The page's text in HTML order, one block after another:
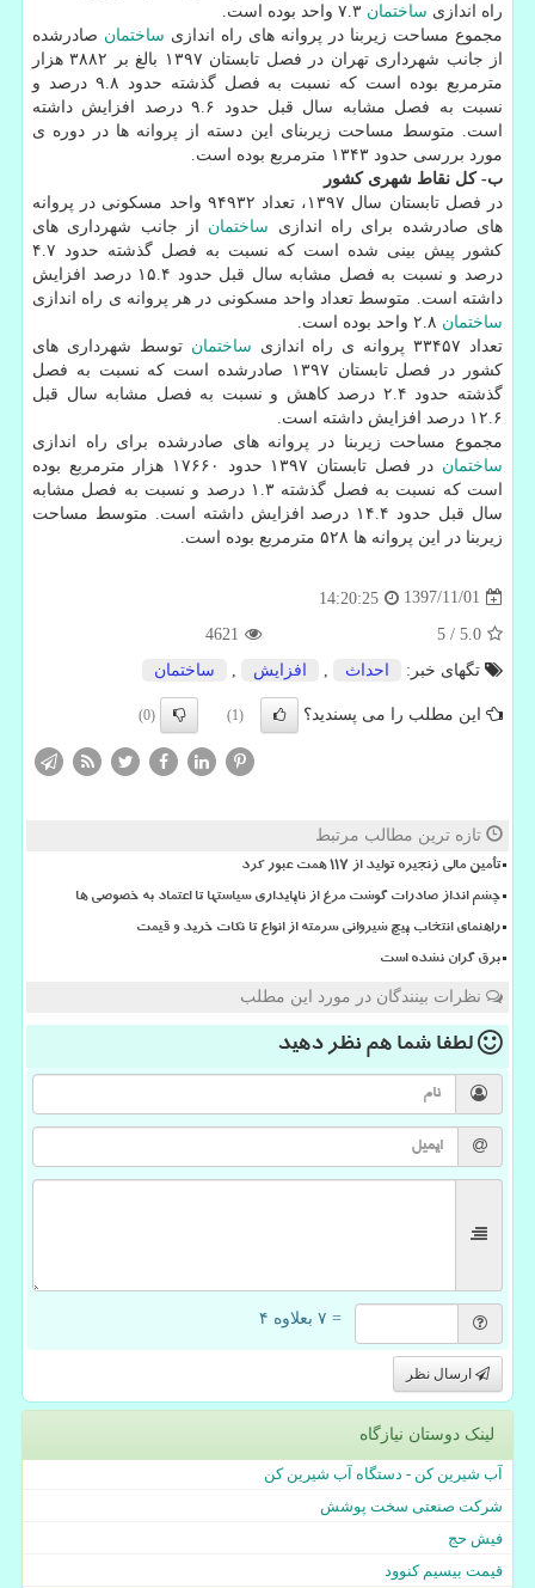
راه اندازی ساختمان
مجموع مساحت زیربنا در پروانه های راه اندازی ساختمان صادرشده
از جانب شهرداری تهران در فصل تابستان ۱۳۹۷ بالغ بر ۳۸۸۲ هزار
مترمربع بوده است كه نسبت به فصل گذشته حدود ۹.۸ درصد و
نسبت به فصل مشابه سال قبل حدود ۹.۶ درصد افزایش داشته
است. متوسط مساحت زیربنای این دسته از پروانه ها در دوره ی
مورد بررسی حدود ۱۳۴۳ مترمربع بوده است.
ب- كل نقاط شهری كشور
در فصل تابستان سال ۱۳۹۷، تعداد ۹۴۹۳۲ واحد مسكونی در پروانه
های صادرشده برای راه اندازی ساختمان از جانب شهرداری های
كشور پیش بینی شده است كه نسبت به فصل گذشته حدود ۴.۷
درصد و نسبت به فصل مشابه سال قبل حدود ۱۵.۴ درصد افزایش
داشته است.‏ متوسط تعداد واحد مسكونی در هر پروانه ی راه اندازی
ساختمان
تعداد ۳۳۴۵۷ پروانه ی راه اندازی
ساختمان توسط شهرداری های
كشور در فصل تابستان ۱۳۹۷ صادرشده است كه نسبت به فصل
گذشته حدود ۲.۴ درصد كاهش و نسبت به فصل مشابه سال قبل
۱۲.۶ درصد افزایش داشته است.
مجموع مساحت زیربنا در پروانه های صادرشده برای راه اندازی
ساختمان
در فصل تابستان ۱۳۹۷ حدود ۱۷۶۶۰ هزار مترمربع بوده
است كه نسبت به فصل گذشته ۱.۳ درصد و نسبت به فصل مشابه
سال قبل حدود ۱۴.۴ درصد افزایش داشته است. متوسط مساحت
زیربنا در این پروانه ها ۵۲۸ مترمربع بوده است.
1397/11/01
14:20:25
5.0
/
5
4621
تگهای خبر:
احداث افزایش ساختمان
این مطلب را می پسندید؟ (1)
(0)
تازه ترین مطالب مرتبط
تأمین مالی زنجیره تولید از ۱۱۷ همت عبور کرد
چشم انداز صادرات گوشت مرغ از ناپایداری سیاستها تا اعتماد به خصوصی ها
راهنمای انتخاب پیچ شیروانی سرمته از انواع تا نکات خرید و قیمت
برق گران نشده است
نظرات بینندگان در مورد این مطلب
لطفا شما همنظر دهید
= ۷ بعلاوه ۴
ارسال نظر
لینک دوستان نیازگاه
آب شیرین کن - دستگاه آب شیرین کن
شرکت صنعتی سخت پوشش
فیش حج
قیمت بیسیم کنوود